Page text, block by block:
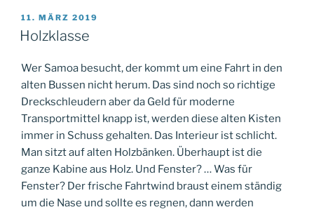
VERÖFFENTLICHT
AM
11. MÄRZ 2019
Holzklasse
Wer Samoa besucht, der kommt um eine Fahrt in den
alten Bussen nicht herum. Das sind noch so richtige
Dreckschleudern aber da Geld für moderne
Transportmittel knapp ist, werden diese alten Kisten
immer in Schuss gehalten. Das Interieur ist schlicht.
Man sitzt auf alten Holzbänken. Überhaupt ist die
ganze Kabine aus Holz. Und Fenster? … Was für
Fenster? Der frische Fahrtwind braust einem ständig
um die Nase und sollte es regnen, dann werden